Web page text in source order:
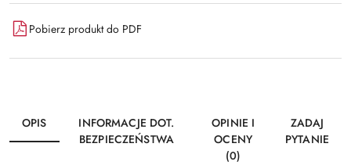
Pobierz produkt do PDF
OPIS
INFORMACJE DOT.
BEZPIECZEŃSTWA
OPINIE I
OCENY
(0)
ZADAJ
PYTANIE